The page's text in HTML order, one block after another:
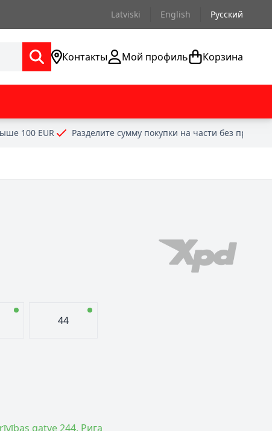
Latviski English Русский
Контакты Мой профиль Корзина
100 EUR Разделите сумму покупки на части без
44
gatve 244, Рига